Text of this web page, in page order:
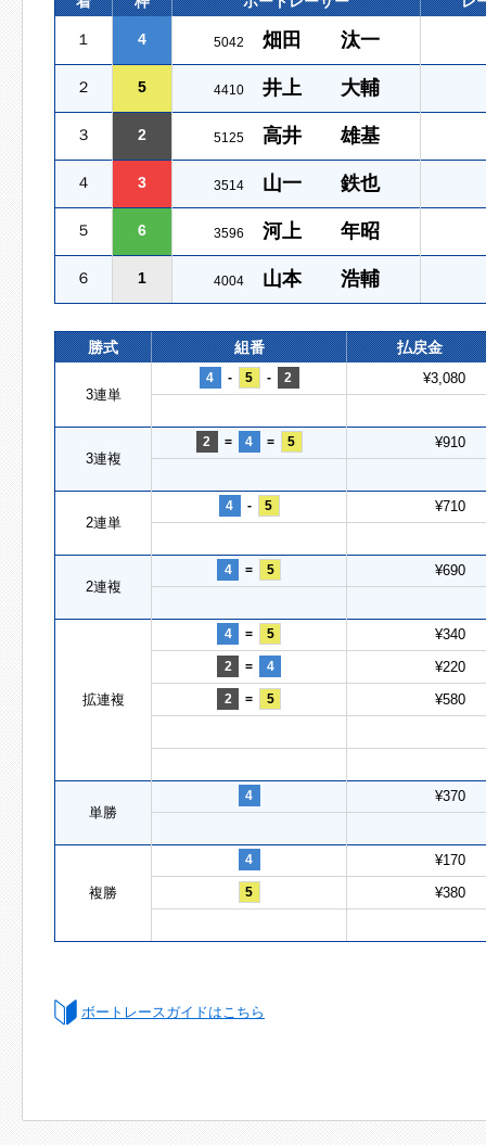
１ 4 5042 畑田 汰一
２ 5 4410 井上 大輔
３ 2 5125 高井 雄基
４ 3 3514 山一 鉄也
５ 6 3596 河上 年昭
６ 1 4004 山本 浩輔
勝式 組番 払戻金
3連単
4 - 5 - 2 ¥3,080
3連複
2 = 4 = 5 ¥910
2連単
4 - 5 ¥710
2連複
4 = 5 ¥690
拡連複
4 = 5 ¥340
2 = 4 ¥220
2 = 5 ¥580
単勝
4 ¥370
複勝
4 ¥170
5 ¥380
ボートレースガイドはこちら